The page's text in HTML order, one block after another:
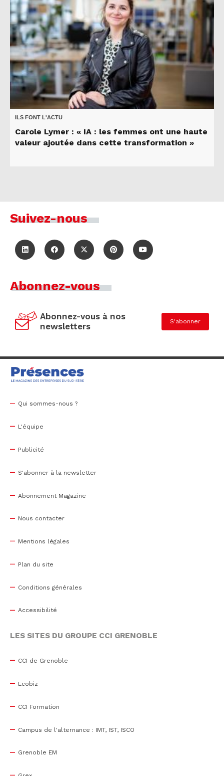
ILS FONT L'ACTU
Carole Lymer : « IA : les femmes ont une haute
valeur ajoutée dans cette transformation »
Suivez-nous
Abonnez-vous
Abonnez-vous à nos
newsletters
S'abonner
Qui sommes-nous ?
L'équipe
Publicité
S'abonner à la newsletter
Abonnement Magazine
Nous contacter
Mentions légales
Plan du site
Conditions générales
Accessibilité
LES SITES DU GROUPE CCI GRENOBLE
CCI de Grenoble
Ecobiz
CCI Formation
Campus de l'alternance : IMT, IST, ISCO
Grenoble EM